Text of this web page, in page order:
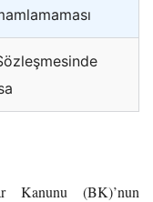
Kanunu (BK)’nun